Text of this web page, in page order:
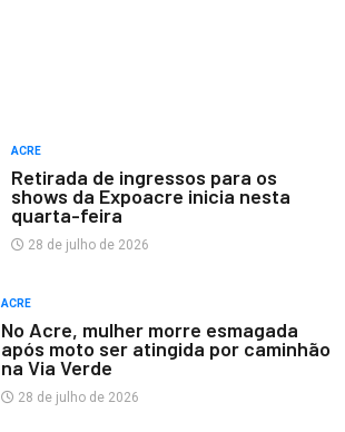
ACRE
Retirada de ingressos para os
shows da Expoacre inicia nesta
quarta-feira
28 de julho de 2026
ACRE
No Acre, mulher morre esmagada
após moto ser atingida por caminhão
na Via Verde
28 de julho de 2026